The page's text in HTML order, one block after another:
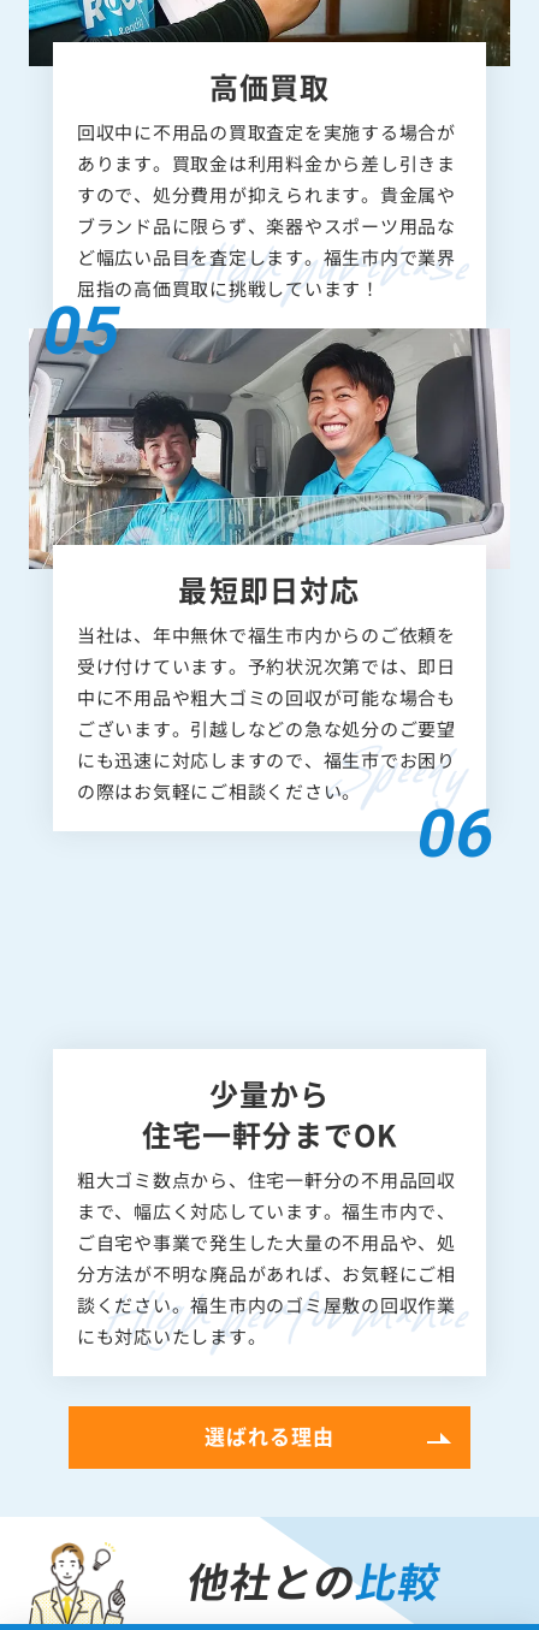
高価買取
回収中に不用品の買取査定を実施する場合が
あります。買取金は利用料金から差し引きま
すので、処分費用が抑えられます。貴金属や
ブランド品に限らず、楽器やスポーツ用品な
ど幅広い品目を査定します。福生市内で業界
屈指の高価買取に挑戦しています！
最短即日対応
当社は、年中無休で福生市内からのご依頼を
受け付けています。予約状況次第では、即日
中に不用品や粗大ゴミの回収が可能な場合も
ございます。引越しなどの急な処分のご要望
にも迅速に対応しますので、福生市でお困り
の際はお気軽にご相談ください。
少量から
住宅一軒分までOK
粗大ゴミ数点から、住宅一軒分の不用品回収
まで、幅広く対応しています。福生市内で、
ご自宅や事業で発生した大量の不用品や、処
分方法が不明な廃品があれば、お気軽にご相
談ください。福生市内のゴミ屋敷の回収作業
にも対応いたします。
選ばれる理由
他社との比較